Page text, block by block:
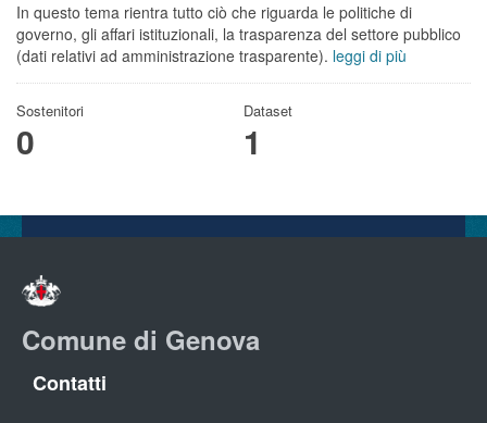
In questo tema rientra tutto ciò che riguarda le politiche di
governo, gli affari istituzionali, la trasparenza del settore pubblico
(dati relativi ad amministrazione trasparente). leggi di più
Sostenitori
0
Dataset
1
Comune di Genova
Contatti